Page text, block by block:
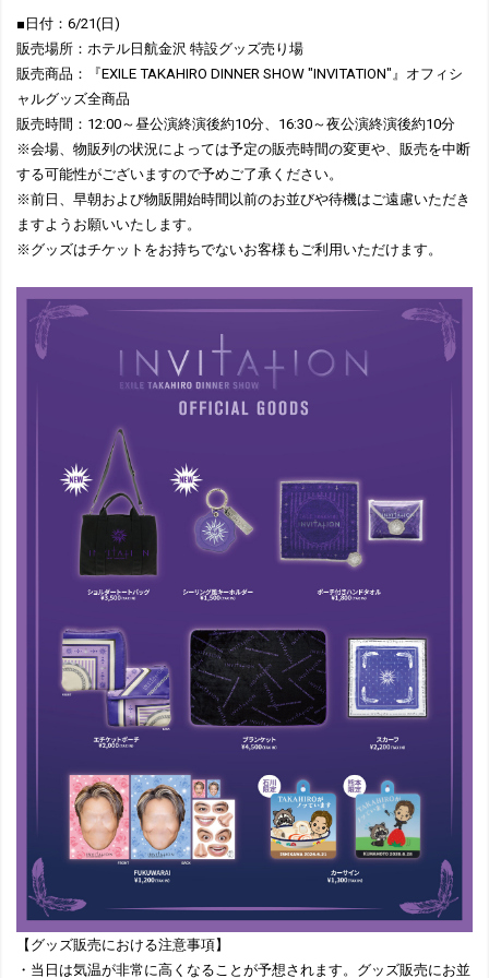
■日付：6/21(日)
販売場所：ホテル日航金沢 特設グッズ売り場
販売商品：『EXILE TAKAHIRO DINNER SHOW "INVITATION"』オフィシ
ャルグッズ全商品
販売時間：12:00～昼公演終演後約10分、16:30～夜公演終演後約10分
※会場、物販列の状況によっては予定の販売時間の変更や、販売を中断
する可能性がございますので予めご了承ください。
※前日、早朝および物販開始時間以前のお並びや待機はご遠慮いただき
ますようお願いいたします。
※グッズはチケットをお持ちでないお客様もご利用いただけます。
【グッズ販売における注意事項】
・当日は気温が非常に高くなることが予想されます。グッズ販売にお並